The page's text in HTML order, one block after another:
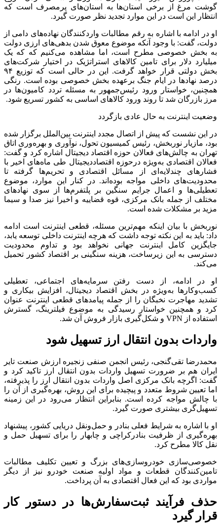
گوشت مرغ از برخی استان‌ها به استان‌های پرمصرف است که
انتظار این است در این موارد تجدید نظر صورت گیرد.
او در ادامه با اشاره به رقم مطالبات واردکنندگان نهاده‌های دامی از
دولت، گفت: با وجود آنکه موضوع معوق شدن بدهی‌های ارزی دولت
به بخش خصوصی مطرح است، اما مشاهده می‌کنیم که که یک
میلیارد دلار برای تامین کالاهای استراتژیک در اختیار شرکت‌های
بخش دولتی قرار خواهد گرفت. این در حالی است که توزیع ۹۴
درصد نهادها در ایام جنگ برعهده بخش خصوصی بوده است. رنگی
همچنین، خواستار ورود رئیس‌جمهور به مسئله تردد کامیون‌ها در
مرز بازرگان شد تا روند ورود کالاهای اساسی به کشور تسریع شود.
وضعیت اینترنت به حال عادی بازگردد
در این نشست که پیش از اتصال مجدد اینترنت بین‌الملل برگزار شده
بود، مازیار نوربخش، رئیس کمیسیون تحول‌، نوآوری و بهره‌وری اتاق
تهران به چالش‌های فعالان حوزه اقتصاد دیجیتال اشاره کرد و گفت:
فعالان اقتصادی به‌ویژه درحوزه اقتصاددیجیتال طی ماه‌های اخیر با
فشارهای چندلایه‌ای از مسائل اقتصادی و تحریم‌ها گرفته تا
محدودیت‌های داخلی مواجه بوده‌اند. در کنار این موارد، موضوع
تعطیلی‌ها و اعمال جرایم سنگین بر پلتفرم‌ها از سوی نهادهای
مختلف از جمله بانک مرکزی، قوه قضاییه و اخیرا نیز صدا و سیما
مزید بر مشکلات شده است.
نوربخش با بیان اینکه مهم‌ترین مسئله، قطعی اینترنت است ادامه
داد: باید به این نکته توجه داشت که هرچه اینترنت داخلی توسعه یابد،
جایگزین کامل اینترنت جهانی نخواهد بود و تداوم محدودیت
دسترسی به این زیرساخت، هزینه سنگینی بر اقتصاد کشور تحمیل
می‌کند.
او در ادامه، از دست رفتن سرمایه‌های اجتماعی، تعطیلی
کسب‌وکارها به‌ویژه در بخش اقتصاد دیجیتال، افزایش بیکاری و
تشدید مهاجرت نخبگان را از جمله پیامدهای قطعی اینترنت عنوان
کرد و همچنین خواستار رسیدگی به موضوع فیلترینگ، گسترش
استفاده از VPN و شکل‌گیری بازار فروش آن شد.
واردات بدون انتقال ارز تسهیل شود
محمدرضا تقی‌گنجی، رئیس انجمن صنفی زنجیره ارزش صنعت تایر
ایران هم بر ضرورت تسهیل واردات بدون انتقال ارز تاکید کرد و
گفت: اگرچه بانک مرکزی اصل واردات بدون انتقال ارز را پذیرفته،
اما تعیین شروط متعدد و پیچیده برای این روش، بهره‌گیری از آن را
با چالش مواجه کرده است. بنابراین انتظار می‌رود در این زمینه
تسهیل‌گری بیشتری صورت گیرد.
او با اشاره به شرایط فعلی بنادر و حمل‌ونقل دریایی کشور، پیشنهاد
بهره‌گیری از ظرفیت بنادرکراچی و چابهار را برای تسهیل حمل و
نقل کالا مطرح کرد.
خصوصی‌سازی خودروسازی‌های بزرگ و تعیین تکلیف مطالبات
تامین‌کنندگان قطعات و مواد اولیه صنعت خودرو نیز از دیگر
مواردی بود که این فعال اقتصادی به آن پرداخت.
حذف فرآیند ثبت‌سفارش‌ها در دستور کار
قرار گیرد